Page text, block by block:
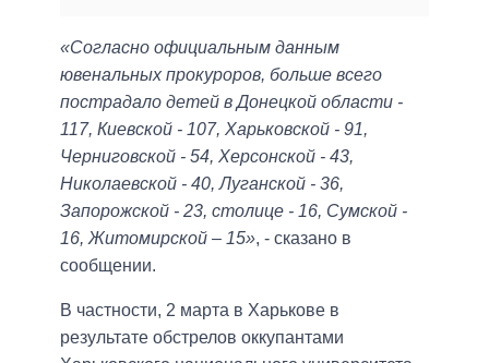
«Согласно официальным данным
ювенальных прокуроров, больше всего
пострадало детей в Донецкой области -
117, Киевской - 107, Харьковской - 91,
Черниговской - 54, Херсонской - 43,
Николаевской - 40, Луганской - 36,
Запорожской - 23, столице - 16, Сумской -
16, Житомирской – 15», - сказано в
сообщении.
В частности, 2 марта в Харькове в
результате обстрелов оккупантами